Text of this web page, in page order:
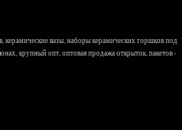
керамические вазы, наборы керамических горшков под
крупный опт, оптовая продажа открыток, пакетов -